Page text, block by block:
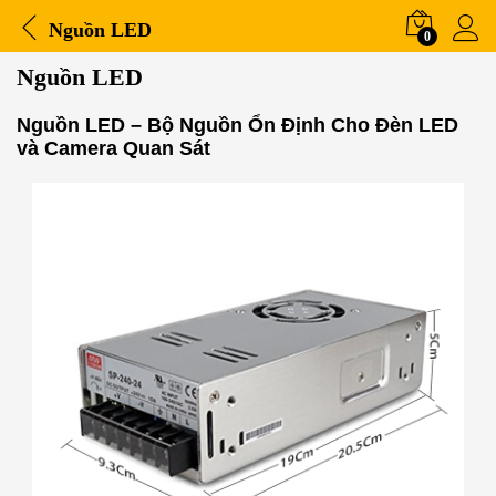
Nguồn LED 0
Nguồn LED
Nguồn LED – Bộ Nguồn Ổn Định Cho Đèn LED
và Camera Quan Sát